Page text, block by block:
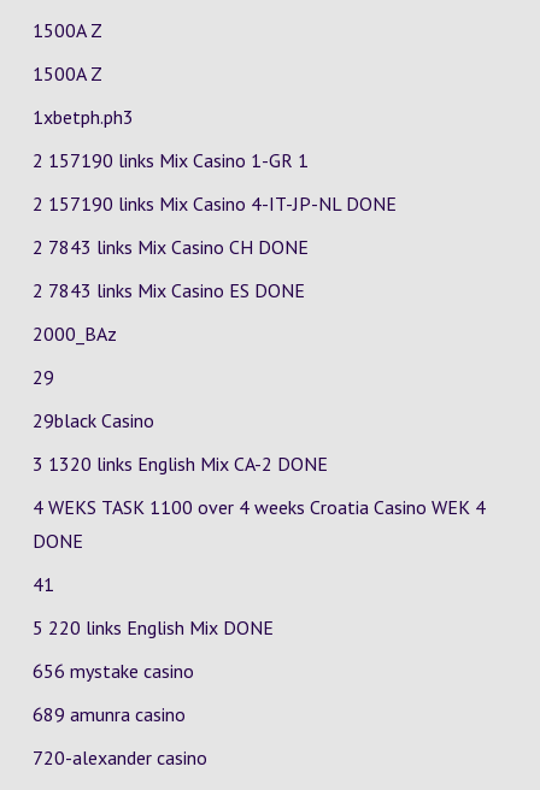
1500A Z
1500A Z
1xbetph.ph3
2 157190 links Mix Casino 1-GR 1
2 157190 links Mix Casino 4-IT-JP-NL DONE
2 7843 links Mix Casino CH DONE
2 7843 links Mix Casino ES DONE
2000_BAz
29
29black Casino
3 1320 links English Mix CA-2 DONE
4 WEKS TASK 1100 over 4 weeks Croatia Casino WEK 4
DONE
41
5 220 links English Mix DONE
656 mystake casino
689 amunra casino
720-alexander casino